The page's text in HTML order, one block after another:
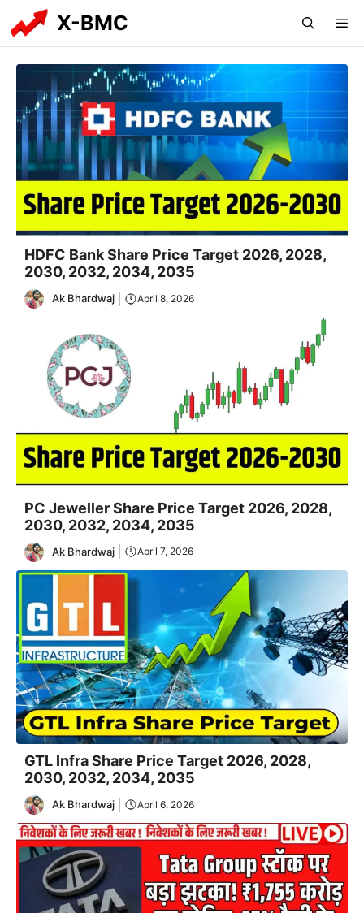
to
content
X-BMC
HDFC Bank Share Price Target 2026, 2028,
2030, 2032, 2034, 2035
Ak Bhardwaj April 8, 2026
PC Jeweller Share Price Target 2026, 2028,
2030, 2032, 2034, 2035
Ak Bhardwaj April 7, 2026
GTL Infra Share Price Target 2026, 2028,
2030, 2032, 2034, 2035
Ak Bhardwaj April 6, 2026